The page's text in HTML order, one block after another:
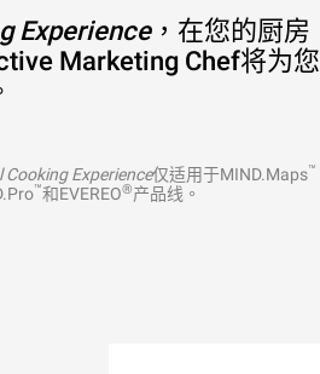
Experience，在您的厨房
Marketing Chef将为您
Cooking Experience仅适用于MIND.Maps™
™和EVEREO®产品线。